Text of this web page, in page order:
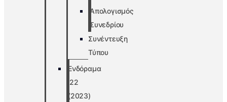
Απολογισμός
Συνεδρίου
Συνέντευξη
Τύπου
Ενδόραμα
’22
(2023)